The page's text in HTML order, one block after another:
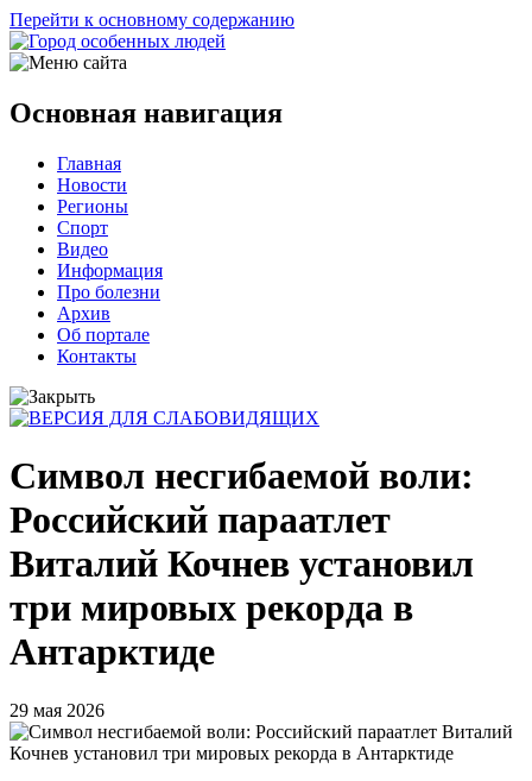
Перейти к основному содержанию
Основная навигация
Главная
Новости
Регионы
Спорт
Видео
Информация
Про болезни
Архив
Об портале
Контакты
Символ несгибаемой воли:
Российский параатлет
Виталий Кочнев установил
три мировых рекорда в
Антарктиде
29 мая 2026